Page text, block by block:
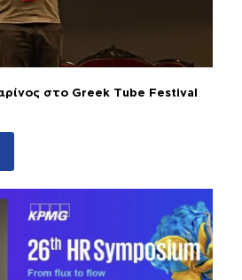
στο Greek Tube Festival